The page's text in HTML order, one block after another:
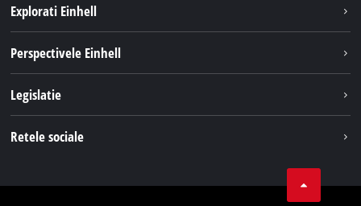
Explorati Einhell
Sistemul de acumulatori
Perspectivele Einhell
Einhell in lume
Legislatie
Retele sociale